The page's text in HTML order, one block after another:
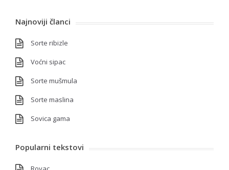
Najnoviji članci
Sorte ribizle
Voćni sipac
Sorte mušmula
Sorte maslina
Sovica gama
Popularni tekstovi